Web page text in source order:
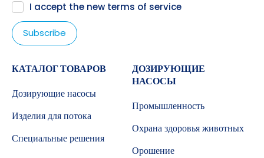
I accept the new terms of service
КАТАЛОГ ТОВАРОВ
Дозирующие насосы
Изделия для потока
Специальные решения
ДОЗИРУЮЩИЕ
НАСОСЫ
Промышленность
Охрана здоровья животных
Орошение